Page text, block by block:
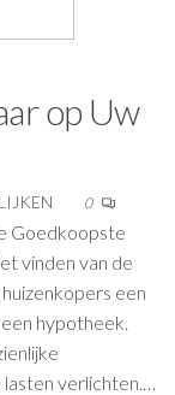
op Uw
0
Goedkoopste
vinden van de
een
hypotheek.
verlichten.…